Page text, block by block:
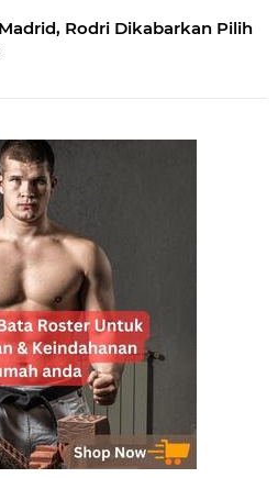
Rodri Dikabarkan Pilih